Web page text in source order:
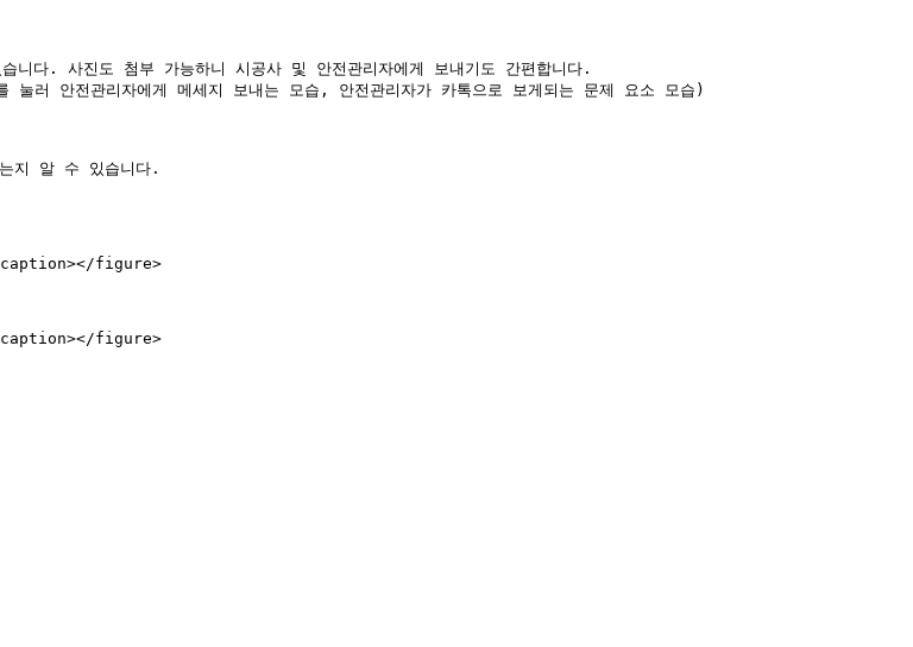
다. 사진도 첨부 가능하니 시공사 및 안전관리자에게 보내기도 간편합니다.
안전관리자에게 메세지 보내는 모습, 안전관리자가 카톡으로 보게되는 문제 요소 모습)
지 알 수 있습니다.
figure>